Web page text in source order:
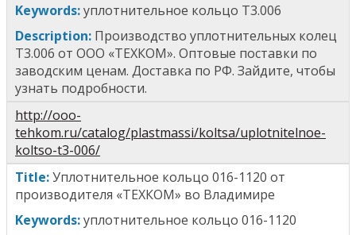
Keywords:уплотнительное кольцо Т3.006
Description: Производство уплотнительных колец
Т3.006 от ООО «ТЕХКОМ». Оптовые поставки по
заводским ценам. Доставка по РФ. Зайдите, чтобы
узнать подробности.
http://ooo-
tehkom.ru/catalog/plastmassi/koltsa/uplotnitelnoe-
koltso-t3-006/
Title:Уплотнительное кольцо 016-1120 от
производителя «ТЕХКОМ» во Владимире
Keywords:уплотнительное кольцо 016-1120